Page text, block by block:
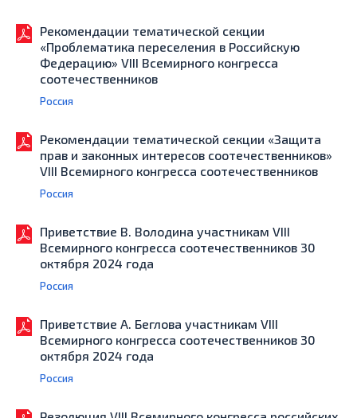
Рекомендации тематической секции
«Проблематика переселения в Российскую
Федерацию» VIII Всемирного конгресса
соотечественников
Россия
Рекомендации тематической секции «Защита
прав и законных интересов соотечественников»
VIII Всемирного конгресса соотечественников
Россия
Приветствие В. Володина участникам VIII
Всемирного конгресса соотечественников 30
октября 2024 года
Россия
Приветствие А. Беглова участникам VIII
Всемирного конгресса соотечественников 30
октября 2024 года
Россия